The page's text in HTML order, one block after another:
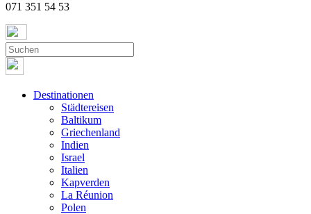
071 351 54 53
Destinationen
Städtereisen
Baltikum
Griechenland
Indien
Israel
Italien
Kapverden
La Réunion
Polen